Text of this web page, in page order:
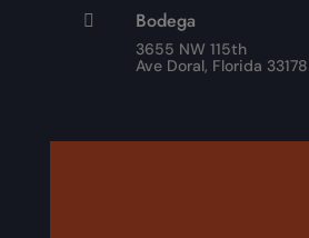
 Bodega
3655 NW 115th
Ave Doral, Florida 33178